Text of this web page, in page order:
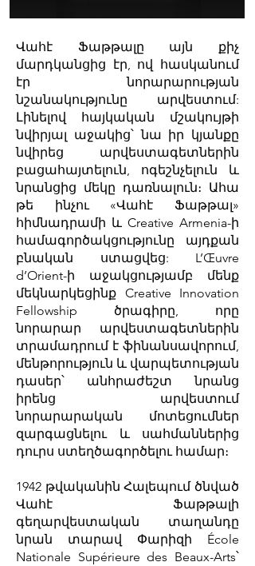
Վահէ Ֆաթթալը այն քիչ
մարդկանցից էր, ով հասկանում
էր նորարարության
նշանակությունը արվեստում:
Լինելով հայկական մշակույթի
նվիրյալ աջակից՝ նա իր կյանքը
նվիրեց արվեստագետներին
բացահայտելուն, ոգեշնչելուն և
նրանցից մեկը դառնալուն։ Ահա
թե ինչու «Վահէ Ֆաթթալ»
հիմնադրամի և Creative Armenia-ի
համագործակցությունը այդքան
բնական ստացվեց: L’Œuvre
d’Orient-ի աջակցությամբ մենք
մեկնարկեցինք Creative Innovation
Fellowship ծրագիրը, որը
նորարար արվեստագետներին
տրամադրում է ֆինանսավորում,
մենթորություն և վարպետության
դասեր՝ անհրաժեշտ նրանց
իրենց արվեստում
նորարարական մոտեցումներ
զարգացնելու և սահմաններից
դուրս ստեղծագործելու համար։
1942 թվականին Հալեպում ծնված
Վահէ Ֆաթթալի
գեղարվեստական տաղանդը
նրան տարավ Փարիզի École
Nationale Supérieure des Beaux-Arts՝